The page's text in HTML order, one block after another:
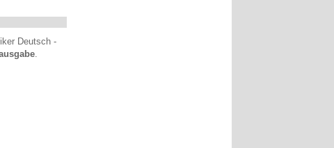
Deutsch -
.